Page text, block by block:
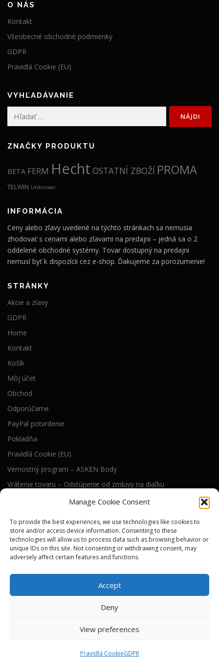
Manage Cookie Consent
To provide the best experiences, we use technologies like cookies to
store and/or access device information. Consenting to these
technologies will allow us to process data such as browsing behavior or
unique IDs on this site. Not consenting or withdrawing consent, may
adversely affect certain features and functions.
Accept
Deny
View preferences
Pravidlá CookieGDPR
O NÁS
Kontakt
Všeobecné obchodné podmienky
GDPR
Pravidlá Cookie (EU)
VYHĽADÁVANIE
Hľadať:
ZNAČKY PRODUKTU
BETA FERM Hecht OSTATNÍ ZBOŽÍ PROMA
TELWIN Unknown
INFORMÁCIA
Ceny alebo zľavy uvedené na týchto stránkach sa nemusia
zhodovať s cenami alebo zľavami na predajni – jedná sa o 2
oddelené obchodné systémy. Tovar dostupný na predajni
nemusí byť k dispozícii cez e-shop. Ďakujeme za porozumenie!
STRÁNKY
Akcie a zľavy
GDPR
Home
Kontakt
Košík
Môj účet
Obchod
Odporúčame
PayPal potvrdenie
Pokladňa
Pravidlá Cookie (EU)
Vernostný program – ASKEN Body
Vrátenie tovaru – Odstúpenie od zmluvy na diaľku
Všeobecné obchodné podmienky
RIEŠENIE WEB STRÁNKY
Technické riešenie tejto web stránky dodáva
)i( s.r.o.
River Media s.r.o.
Autorské práva © 2026 ASKEN tools